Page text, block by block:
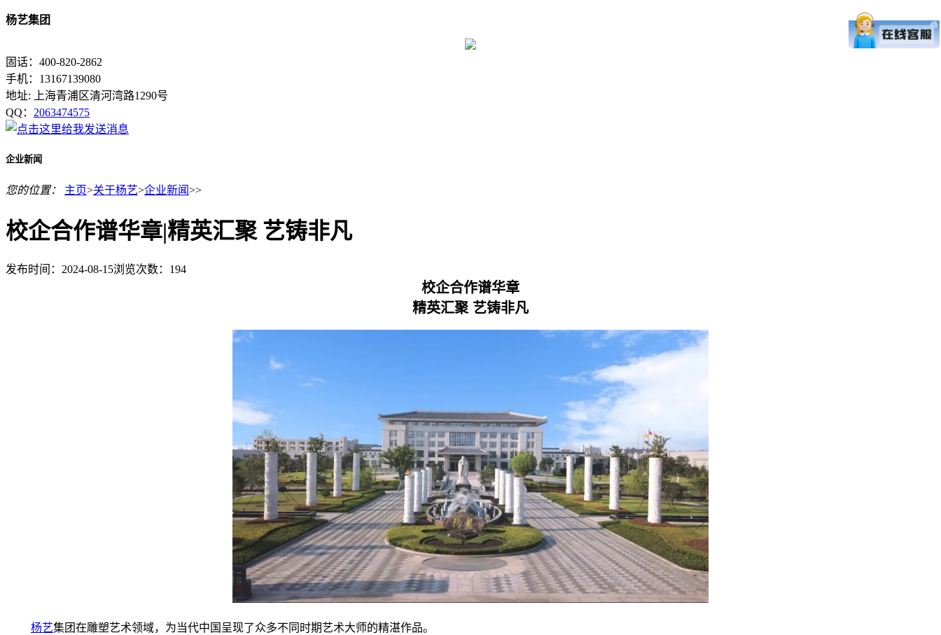
杨艺集团
固话：400-820-2862
手机：13167139080
地址: 上海青浦区清河湾路1290号
QQ： 2063474575
企业新闻
您的位置： 主页>关于杨艺>企业新闻>>
校企合作谱华章|精英汇聚 艺铸非凡
发布时间：2024-08-15浏览次数： 194
校企合作谱华章
精英汇聚 艺铸非凡
杨艺集团在雕塑艺术领域，为当代中国呈现了众多不同时期艺术大师的精湛作品。